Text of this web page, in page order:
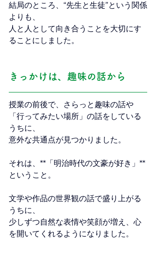
結局のところ、“先生と生徒”という関係
よりも、
人と人として向き合うことを大切にす
ることにしました。
きっかけは、趣味の話から
授業の前後で、さらっと趣味の話や
「行ってみたい場所」の話をしている
うちに、
意外な共通点が見つかりました。
それは、**「明治時代の文豪が好き」**
ということ。
文学や作品の世界観の話で盛り上がる
うちに、
少しずつ自然な表情や笑顔が増え、心
を開いてくれるようになりました。